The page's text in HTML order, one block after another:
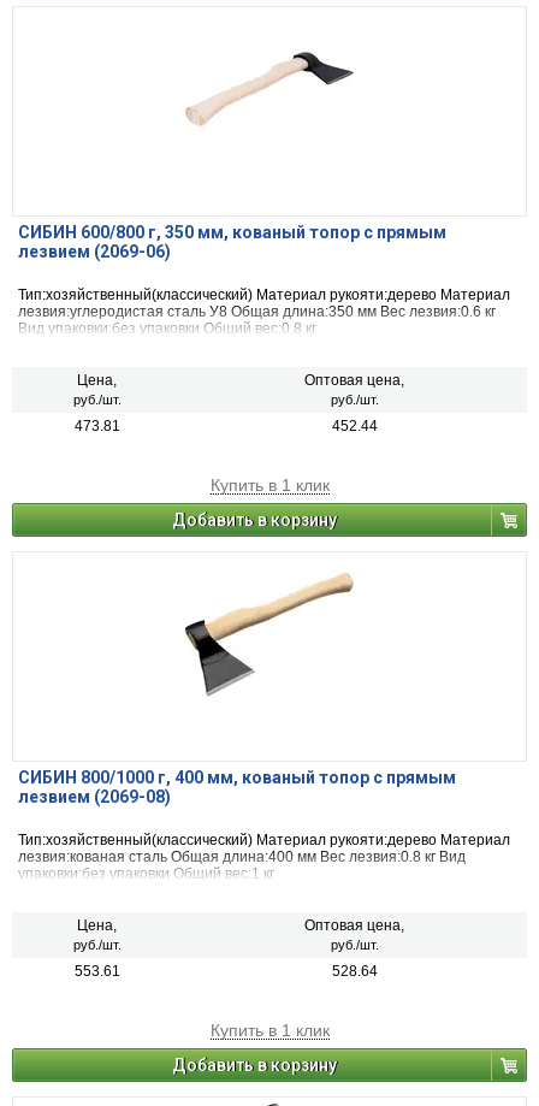
СИБИН 600/800 г, 350 мм, кованый топор с прямым
лезвием (2069-06)
Тип:хозяйственный(классический) Материал рукояти:дерево Материал
лезвия:углеродистая сталь У8 Общая длина:350 мм Вес лезвия:0.6 кг
Вид упаковки:без упаковки Общий вес:0.8 кг
Цена,
руб./шт.
Оптовая цена,
руб./шт.
473.81 452.44
Купить в 1 клик
Добавить в корзину
СИБИН 800/1000 г, 400 мм, кованый топор с прямым
лезвием (2069-08)
Тип:хозяйственный(классический) Материал рукояти:дерево Материал
лезвия:кованая сталь Общая длина:400 мм Вес лезвия:0.8 кг Вид
упаковки:без упаковки Общий вес:1 кг
Цена,
руб./шт.
Оптовая цена,
руб./шт.
553.61 528.64
Купить в 1 клик
Добавить в корзину